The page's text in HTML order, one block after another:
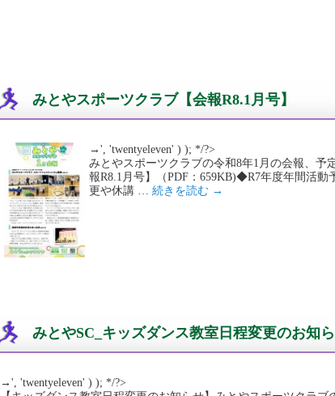
みとやスポーツクラブ【会報R8.1月号】
→', 'twentyeleven' ) ); */?>
みとやスポーツクラブの令和8年1月の会報、
報R8.1月号】（PDF：659KB)◆R7年度年間活動
更や休講 … 続きを読む →
みとやSC_キッズダンス教室日程変更のお知
→', 'twentyeleven' ) ); */?>